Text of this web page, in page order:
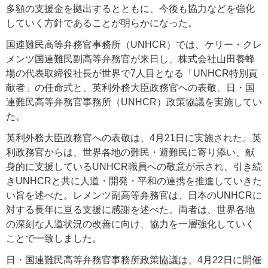
多額の支援金を拠出するとともに、今後も協力などを強化
していく方針であることが明らかになった。
国連難民高等弁務官事務所（UNHCR）では、ケリー・クレ
メンツ国連難民副高等弁務官が来日し、株式会社山田養蜂
場の代表取締役社長が世界で7人目となる「UNHCR特別貢
献者」の任命式と、英利外務大臣政務官への表敬、日・国
連難民高等弁務官事務所（UNHCR）政策協議を実施してい
た。
英利外務大臣政務官への表敬は、4月21日に実施された。英
利政務官からは、世界各地の難民・避難民に寄り添い、献
身的に支援しているUNHCR職員への敬意が示され、引き続
きUNHCRと共に人道・開発・平和の連携を推進していきた
い旨を述べた。レメンツ副高等弁務官は、日本のUNHCRに
対する長年に亘る支援に感謝を述べた。両者は、世界各地
の深刻な人道状況の改善に向け、協力を一層強化していく
ことで一致しました。
日・国連難民高等弁務官事務所政策協議は、4月22日に開催